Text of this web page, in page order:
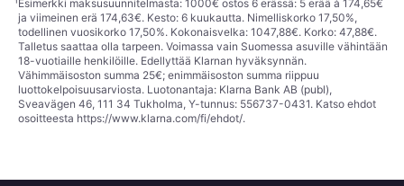
¹Esimerkki maksusuunnitelmasta: 1000€ ostos 6 erässä: 5 erää à 174,65€
ja viimeinen erä 174,63€. Kesto: 6 kuukautta. Nimelliskorko 17,50%,
todellinen vuosikorko 17,50%. Kokonaisvelka: 1047,88€. Korko: 47,88€.
Talletus saattaa olla tarpeen. Voimassa vain Suomessa asuville vähintään
18-vuotiaille henkilöille. Edellyttää Klarnan hyväksynnän.
Vähimmäisoston summa 25€; enimmäisoston summa riippuu
luottokelpoisuusarviosta. Luotonantaja: Klarna Bank AB (publ),
Sveavägen 46, 111 34 Tukholma, Y-tunnus: 556737-0431. Katso ehdot
osoitteesta https://www.klarna.com/fi/ehdot/.